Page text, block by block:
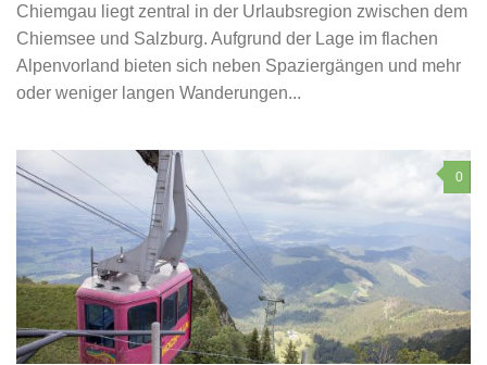
Chiemgau liegt zentral in der Urlaubsregion zwischen dem
Chiemsee und Salzburg. Aufgrund der Lage im flachen
Alpenvorland bieten sich neben Spaziergängen und mehr
oder weniger langen Wanderungen...
0